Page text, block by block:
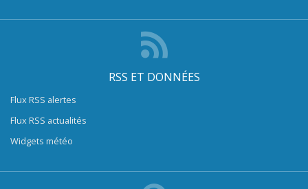
RSS ET DONNÉES
Flux RSS alertes
Flux RSS actualités
Widgets météo